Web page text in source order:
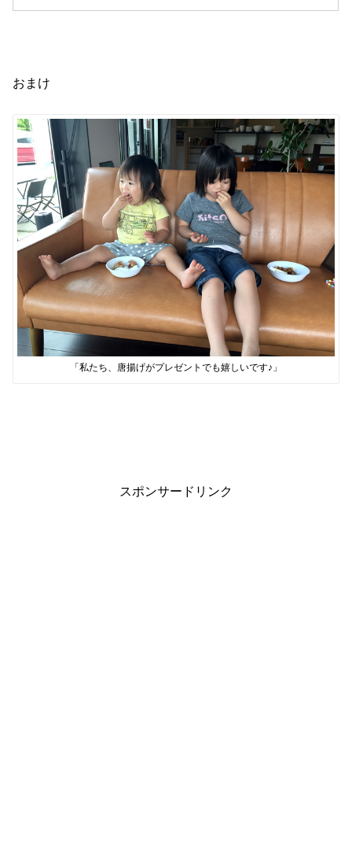
おまけ
「私たち、唐揚げがプレゼントでも嬉しいです♪」
スポンサードリンク